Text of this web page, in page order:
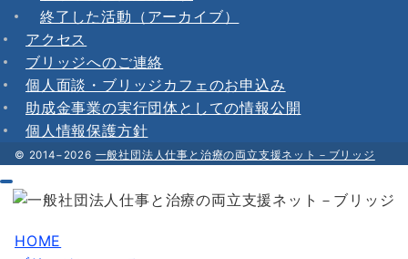
終了した活動（アーカイブ）
アクセス
ブリッジへのご連絡
個人面談・ブリッジカフェのお申込み
助成金事業の実行団体としての情報公開
個人情報保護方針
© 2014−2026 一般社団法人仕事と治療の両立支援ネット－ブリッジ
HOME